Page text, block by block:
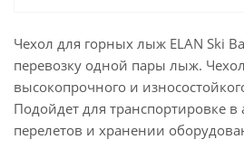
Чехол для горных лыж ELAN Ski
перевозку одной пары лыж.
высокопрочного и
Подойдет для транспортировке в
перелетов и хранении